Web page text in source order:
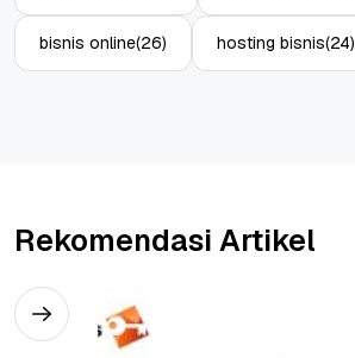
bisnis online(26) hosting bisnis(24)
Rekomendasi Artikel